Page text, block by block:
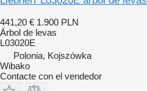
441,20 € 1.900 PLN
Árbol de levas
L03020E
Polonia, Kojszówka
Wibako
Contacte con el vendedor